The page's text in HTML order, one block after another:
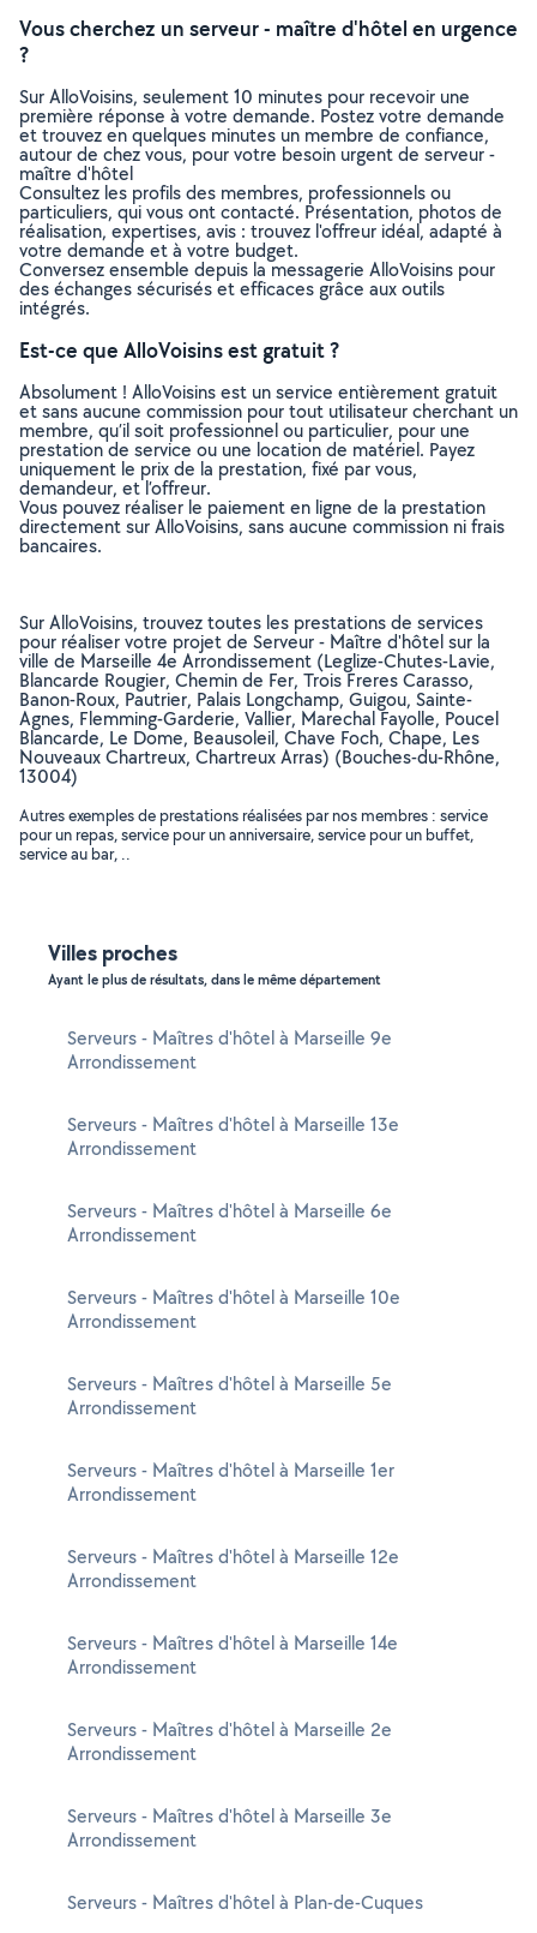
Vous cherchez un serveur - maître d'hôtel en urgence
?
Sur AlloVoisins, seulement 10 minutes pour recevoir une
première réponse à votre demande. Postez votre demande
et trouvez en quelques minutes un membre de confiance,
autour de chez vous, pour votre besoin urgent de serveur -
maître d'hôtel
Consultez les profils des membres, professionnels ou
particuliers, qui vous ont contacté. Présentation, photos de
réalisation, expertises, avis : trouvez l'offreur idéal, adapté à
votre demande et à votre budget.
Conversez ensemble depuis la messagerie AlloVoisins pour
des échanges sécurisés et efficaces grâce aux outils
intégrés.
Est-ce que AlloVoisins est gratuit ?
Absolument ! AlloVoisins est un service entièrement gratuit
et sans aucune commission pour tout utilisateur cherchant un
membre, qu’il soit professionnel ou particulier, pour une
prestation de service ou une location de matériel. Payez
uniquement le prix de la prestation, fixé par vous,
demandeur, et l’offreur.
Vous pouvez réaliser le paiement en ligne de la prestation
directement sur AlloVoisins, sans aucune commission ni frais
bancaires.
Sur AlloVoisins, trouvez toutes les prestations de services
pour réaliser votre projet de Serveur - Maître d'hôtel sur la
ville de Marseille 4e Arrondissement (Leglize-Chutes-Lavie,
Blancarde Rougier, Chemin de Fer, Trois Freres Carasso,
Banon-Roux, Pautrier, Palais Longchamp, Guigou, Sainte-
Agnes, Flemming-Garderie, Vallier, Marechal Fayolle, Poucel
Blancarde, Le Dome, Beausoleil, Chave Foch, Chape, Les
Nouveaux Chartreux, Chartreux Arras) (Bouches-du-Rhône,
13004)
Autres exemples de prestations réalisées par nos membres : service
pour un repas, service pour un anniversaire, service pour un buffet,
service au bar, ..
Villes proches
Ayant le plus de résultats, dans le même département
Serveurs - Maîtres d'hôtel à Marseille 9e
Arrondissement
Serveurs - Maîtres d'hôtel à Marseille 13e
Arrondissement
Serveurs - Maîtres d'hôtel à Marseille 6e
Arrondissement
Serveurs - Maîtres d'hôtel à Marseille 10e
Arrondissement
Serveurs - Maîtres d'hôtel à Marseille 5e
Arrondissement
Serveurs - Maîtres d'hôtel à Marseille 1er
Arrondissement
Serveurs - Maîtres d'hôtel à Marseille 12e
Arrondissement
Serveurs - Maîtres d'hôtel à Marseille 14e
Arrondissement
Serveurs - Maîtres d'hôtel à Marseille 2e
Arrondissement
Serveurs - Maîtres d'hôtel à Marseille 3e
Arrondissement
Serveurs - Maîtres d'hôtel à Plan-de-Cuques